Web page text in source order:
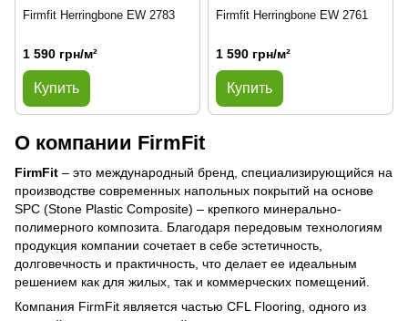
Firmfit Herringbone EW 2783
1 590 грн/м²
Купить
Firmfit Herringbone EW 2761
1 590 грн/м²
Купить
О компании FirmFit
FirmFit – это международный бренд, специализирующийся на
производстве современных напольных покрытий на основе
SPC (Stone Plastic Composite) – крепкого минерально-
полимерного композита. Благодаря передовым технологиям
продукция компании сочетает в себе эстетичность,
долговечность и практичность, что делает ее идеальным
решением как для жилых, так и коммерческих помещений.
Компания FirmFit является частью CFL Flooring, одного из